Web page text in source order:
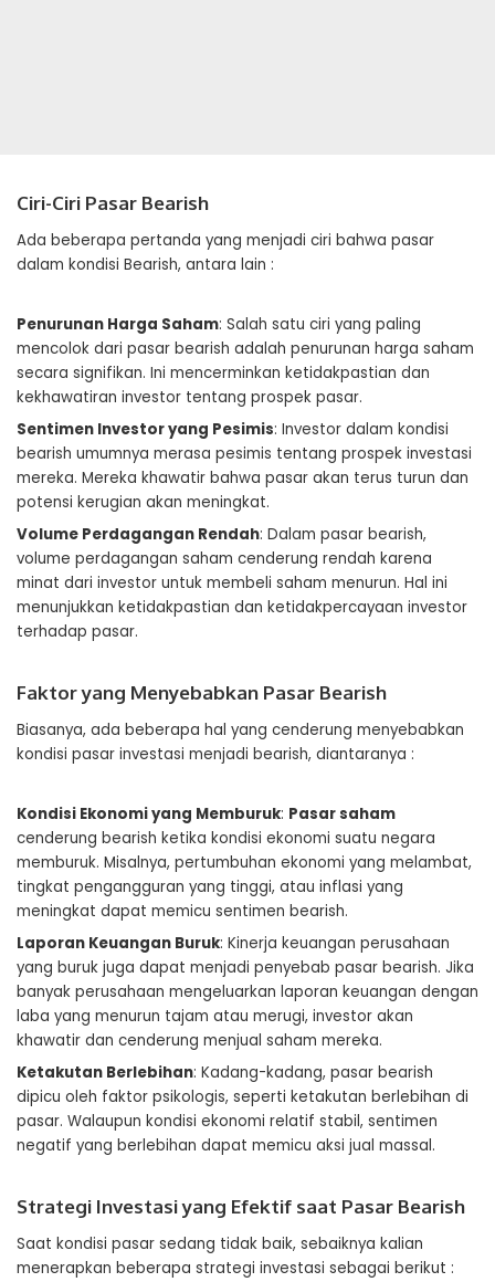
Ciri-Ciri Pasar Bearish
Ada beberapa pertanda yang menjadi ciri bahwa pasar
dalam kondisi Bearish, antara lain :
Penurunan Harga Saham: Salah satu ciri yang paling
mencolok dari pasar bearish adalah penurunan harga saham
secara signifikan. Ini mencerminkan ketidakpastian dan
kekhawatiran investor tentang prospek pasar.
Sentimen Investor yang Pesimis: Investor dalam kondisi
bearish umumnya merasa pesimis tentang prospek investasi
mereka. Mereka khawatir bahwa pasar akan terus turun dan
potensi kerugian akan meningkat.
Volume Perdagangan Rendah: Dalam pasar bearish,
volume perdagangan saham cenderung rendah karena
minat dari investor untuk membeli saham menurun. Hal ini
menunjukkan ketidakpastian dan ketidakpercayaan investor
terhadap pasar.
Faktor yang Menyebabkan Pasar Bearish
Biasanya, ada beberapa hal yang cenderung menyebabkan
kondisi pasar investasi menjadi bearish, diantaranya :
Kondisi Ekonomi yang Memburuk: Pasar saham
cenderung bearish ketika kondisi ekonomi suatu negara
memburuk. Misalnya, pertumbuhan ekonomi yang melambat,
tingkat pengangguran yang tinggi, atau inflasi yang
meningkat dapat memicu sentimen bearish.
Laporan Keuangan Buruk: Kinerja keuangan perusahaan
yang buruk juga dapat menjadi penyebab pasar bearish. Jika
banyak perusahaan mengeluarkan laporan keuangan dengan
laba yang menurun tajam atau merugi, investor akan
khawatir dan cenderung menjual saham mereka.
Ketakutan Berlebihan: Kadang-kadang, pasar bearish
dipicu oleh faktor psikologis, seperti ketakutan berlebihan di
pasar. Walaupun kondisi ekonomi relatif stabil, sentimen
negatif yang berlebihan dapat memicu aksi jual massal.
Strategi Investasi yang Efektif saat Pasar Bearish
Saat kondisi pasar sedang tidak baik, sebaiknya kalian
menerapkan beberapa strategi investasi sebagai berikut :